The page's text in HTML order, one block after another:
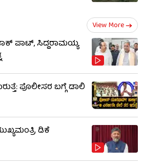
View More
ಪಾಟ್, ಸಿದ್ದರಾಮಯ್ಯ
ಪೊಲೀಸರ ಬಗ್ಗೆ ಡಾಲಿ
ಡಿಕೆ